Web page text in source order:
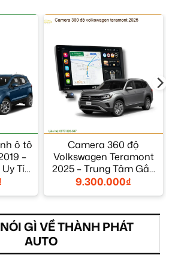
ô tô
–
Tín
Camera 360 độ
Volkswagen Teramont
2025 – Trung Tâm Gắn
Uy Tín TPHCM
9.300.000₫
GÌ VỀ THÀNH PHÁT
AUTO